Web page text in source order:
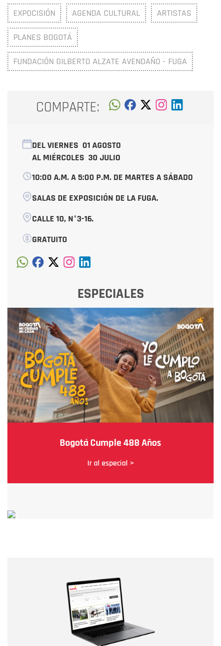
EXPOCISIÓN AGENDA CULTURAL ARTISTAS
PLANES BOGOTÁ
FUNDACIÓN GILBERTO ALZATE AVENDAÑO - FUGA
COMPARTE:
DEL VIERNES 01 AGOSTO
AL MIÉRCOLES 30 JULIO
10:00 A.M. A 5:00 P.M. DE MARTES A SÁBADO
SALAS DE EXPOSICIÓN DE LA FUGA.
CALLE 10, N°3-16.
GRATUITO
ESPECIALES
Bogotá Cumple 488 Años
Ir al especial >
Correo electrónico
Tipo de comentario